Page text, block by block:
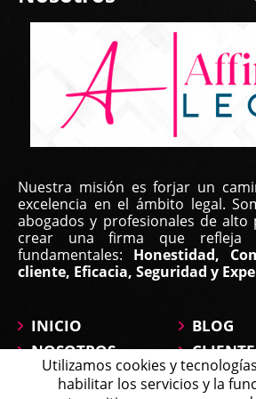
Buen día, estimado
Primero que todo para darles
excelente labor. Estamos
especialmente con la Lic. María
Nuestra misión es forjar un
excelencia en el ámbito legal.
abogados y profesionales de alto
crear una firma que refleja
fundamentales: Honestidad,
cliente, Eficacia, Seguridad y
INICIO
NOSOTROS
ÁREAS DE
BLOG
Utilizamos cookies y
habilitar los servicios y la